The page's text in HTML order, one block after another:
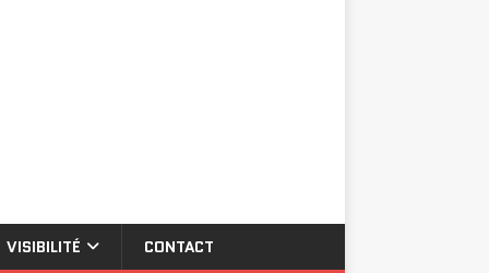
VISIBILITÉ CONTACT